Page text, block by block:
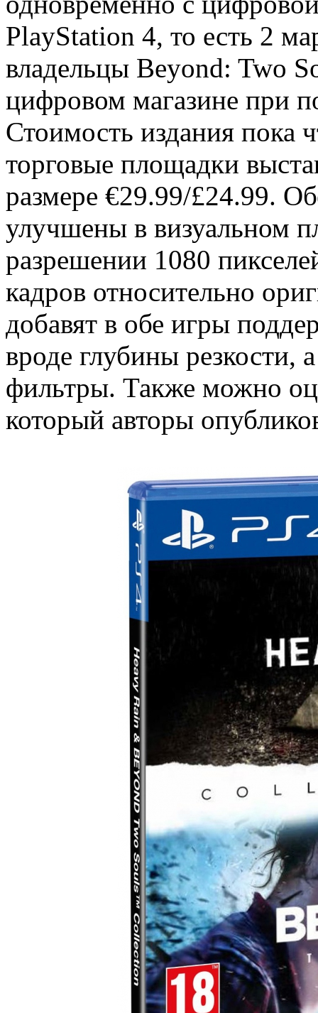
PlayStation 4, то есть 2
владельцы Beyond: Two
цифровом магазине при
Стоимость издания пока
торговые площадки
размере €29.99/£24.99.
улучшены в визуальном
разрешении 1080
кадров относительно
добавят в обе игры
вроде глубины резкости,
фильтры. Также можно
который авторы